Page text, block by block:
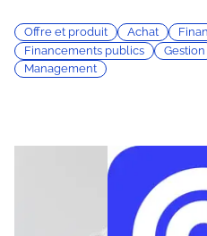
Offre et produit Achat
Financements publics
Gestion
Management